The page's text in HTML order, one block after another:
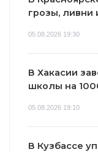
грозы, ливни
05.08.2026 19:30
В Хакасии
школы на
05.08.2026 19:10
В Кузбассе